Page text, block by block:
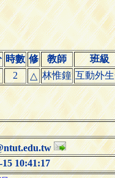
時數 修 教師 班級
2 △ 林惟鐘 互動外
15 10:41:17